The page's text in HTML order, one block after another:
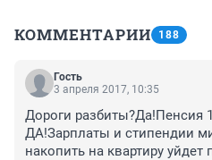
КОММЕНТАРИИ 188
Гость
3 апреля 2017, 10:35
Дороги разбиты?Да!Пенсия
ДА!Зарплаты и стипендии
накопить на квартиру